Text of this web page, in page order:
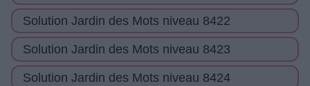
Solution Jardin des Mots niveau 8422
Solution Jardin des Mots niveau 8423
Solution Jardin des Mots niveau 8424